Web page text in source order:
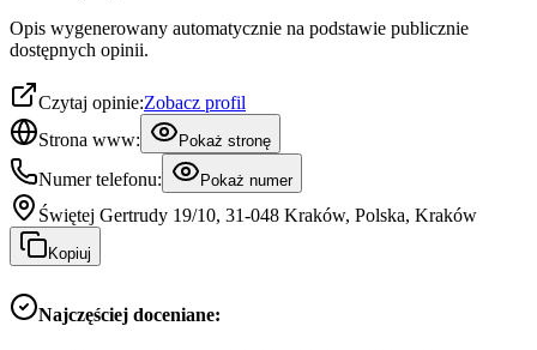
Opis wygenerowany automatycznie na podstawie publicznie
dostępnych opinii.
Czytaj opinie:Zobacz profil
Strona www:
Pokaż stronę
Numer telefonu: Pokaż numer
Świętej Gertrudy 19/10, 31-048 Kraków, Polska, Kraków
Kopiuj
Najczęściej doceniane: